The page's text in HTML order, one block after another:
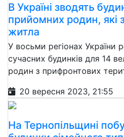
В Україні зводять
прийомних родин, які
житла
У восьми регіонах України
сучасних будинків для 14
родин з прифронтових
20 вересня 2023, 21:55
На Тернопільщині